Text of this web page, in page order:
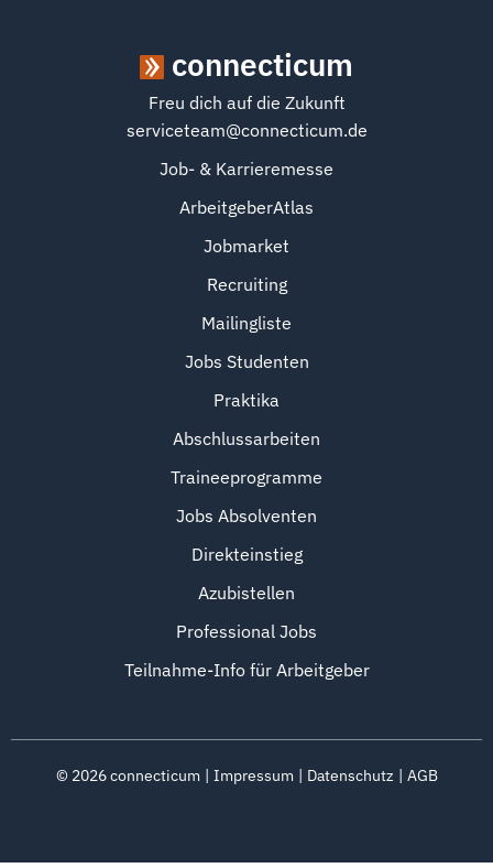
connecticum
Freu dich auf die Zukunft
serviceteam@connecticum.de
Job- & Karrieremesse
ArbeitgeberAtlas
Jobmarket
Recruiting
Mailingliste
Jobs Studenten
Praktika
Abschlussarbeiten
Traineeprogramme
Jobs Absolventen
Direkteinstieg
Azubistellen
Professional Jobs
Teilnahme-Info für Arbeitgeber
© 2026connecticum Impressum Datenschutz AGB